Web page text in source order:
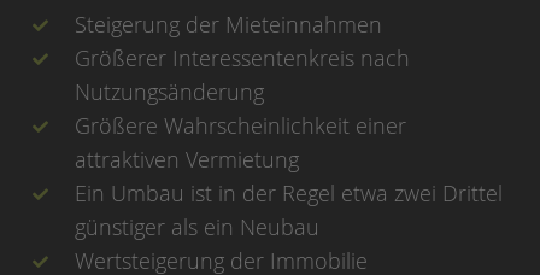
Steigerung der Mieteinnahmen
Größerer Interessentenkreis nach
Nutzungsänderung
Größere Wahrscheinlichkeit einer
attraktiven Vermietung
Ein Umbau ist in der Regel etwa zwei Drittel
günstiger als ein Neubau
Wertsteigerung der Immobilie